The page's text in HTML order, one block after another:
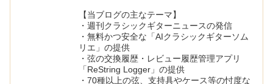
【当ブログの主なテーマ】
・週刊クラシックギターニュースの発信
・無料かつ安全な「AIクラシックギターソム
リエ」の提供
・弦の交換履歴・レビュー履歴管理アプリ
「ReString Logger」の提供
・70種以上の弦、支持具やケース等の忖度な